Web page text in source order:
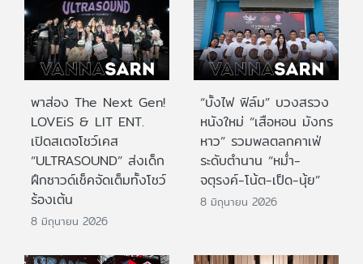
พาส่อง The Next Gen!
LOVEiS & LIT ENT.
เปิดสเตจโชว์เคส
“ULTRASOUND” ส่งเด็ก
ฝึกซาวด์เช็คจัดเต็มทั้งโชว์
ร้องเต้น
8 มิถุนายน 2026
“บั้งไฟ ฟิล์ม” บวงสรวง
หนังใหม่ “เสือหอน มังกร
หาว” รวมพลตลกคาเฟ่
ระดับตำนาน “หม่ำ-
จตุรงค์-โน้ต-เป็ด-นุ้ย”
8 มิถุนายน 2026